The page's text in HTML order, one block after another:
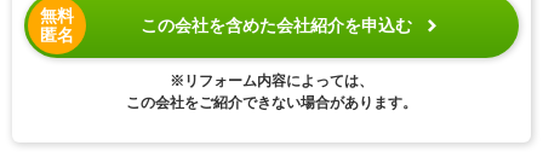
無料
匿名
この会社を含めた会社紹介を申込む
※リフォーム内容によっては、
この会社をご紹介できない場合があります。